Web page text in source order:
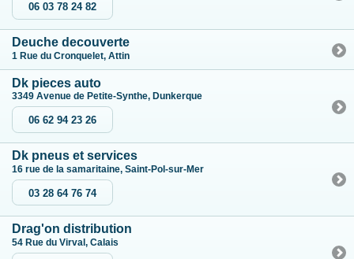
06 03 78 24 82
Deuche decouverte
1 Rue du Cronquelet, Attin
Dk pieces auto
3349 Avenue de Petite-Synthe, Dunkerque
06 62 94 23 26
Dk pneus et services
16 rue de la samaritaine, Saint-Pol-sur-Mer
03 28 64 76 74
Drag'on distribution
54 Rue du Virval, Calais